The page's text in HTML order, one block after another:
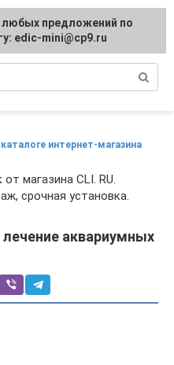
и уход
интернет-магазина
магазина CLI. RU.
срочная установка.
аквариумных
предложений по
edic-mini@cp9.ru